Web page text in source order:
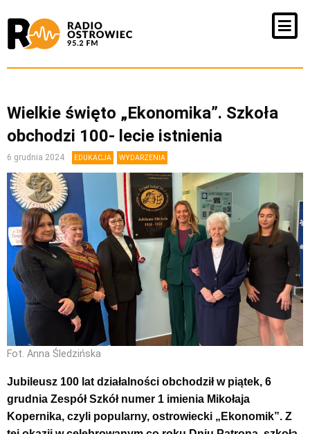
Wielkie święto „Ekonomika”. Szkoła
obchodzi 100- lecie istnienia
6 grudnia 2024 EDUKACJA WYDARZENIA
Fot. Anna Śledzińska
Jubileusz 100 lat działalności obchodził w piątek, 6
grudnia Zespół Szkół numer 1 imienia Mikołaja
Kopernika, czyli popularny, ostrowiecki „Ekonomik”. Z